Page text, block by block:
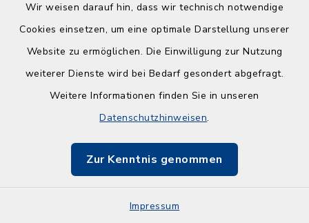
Wir weisen darauf hin, dass wir technisch notwendige
Cookies einsetzen, um eine optimale Darstellung unserer
Website zu ermöglichen. Die Einwilligung zur Nutzung
weiterer Dienste wird bei Bedarf gesondert abgefragt.
Weitere Informationen finden Sie in unseren
Datenschutzhinweisen.
Zur Kenntnis genommen
Impressum
optionaler Module. Eine gesonderte
Einwilligung wird, sofern eine solche
erforderlich ist, eingeholt.
Eine Übermittlung Ihrer Daten an Dritte zu
anderen als den im Folgenden aufgeführten
Zwecken findet nicht statt.
Wir geben Ihre Daten nur an Dritte weiter,